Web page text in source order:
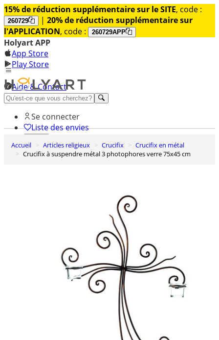
15% de réduction supplémentaire sur le SITE, code :
260729 | 20% de réduction supplémentaire sur
l'APPLICATION, code : 260729APP
Holyart APP
App Store
Play Store
Aide & Contact
Découvrez Premium
Se connecter
Liste des envies
0
Panier
Accueil Articles religieux Crucifix
Crucifix en métal
Crucifix à suspendre métal 3 photophores verre 75x45 cm